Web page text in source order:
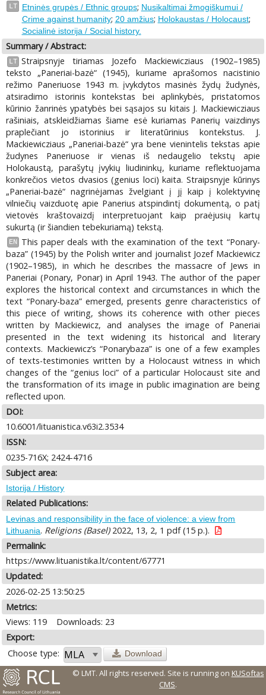
LT Etninės grupės / Ethnic groups; Nusikaltimai žmogiškumui /
Crime against humanity; 20 amžius; Holokaustas / Holocaust;
Socialinė istorija / Social history.
Summary / Abstract:
LT Straipsnyje tiriamas Jozefo Mackiewicziaus (1902–1985)
teksto „Paneriai-bazė“ (1945), kuriame aprašomos nacistinio
režimo Paneriuose 1943 m. įvykdytos masinės žydų žudynės,
atsiradimo istorinis kontekstas bei aplinkybės, pristatomos
kūrinio žanrinės ypatybės bei sąsajos su kitais J. Mackiewicziaus
rašiniais, atskleidžiamas šiame esė kuriamas Panerių vaizdinys
praplečiant jo istorinius ir literatūrinius kontekstus. J.
Mackiewicziaus „Paneriai-bazė“ yra bene vienintelis tekstas apie
žudynes Paneriuose ir vienas iš nedaugelio tekstų apie
Holokaustą, parašytų įvykių liudininkų, kuriame reflektuojama
konkrečios vietos dvasios (genius loci) kaita. Straipsnyje kūrinys
„Paneriai-bazė“ nagrinėjamas žvelgiant į jį kaip į kolektyvinę
vilniečių vaizduotę apie Panerius atspindintį dokumentą, o patį
vietovės kraštovaizdį interpretuojant kaip praėjusių kartų
sukurtą (ir šiandien tebekuriamą) tekstą.
EN
This paper deals with the examination of the text “Ponary-
baza” (1945) by the Polish writer and journalist Jozef Mackiewicz
(1902–1985), in which he describes the massacre of Jews in
Paneriai (Ponary, Ponar) in April 1943. The author of the paper
explores the historical context and circumstances in which the
text “Ponary-baza” emerged, presents genre characteristics of
this piece of writing, shows its coherence with other pieces
written by Mackiewicz, and analyses the image of Paneriai
presented in the text widening its historical and literary
contexts. Mackiewicz’s “Ponarybaza” is one of a few examples
of texts-testimonies written by a Holocaust witness in which
changes of the “genius loci” of a particular Holocaust site and
the transformation of its image in public imagination are being
reflected upon.
DOI:
10.6001/lituanistica.v63i2.3534
ISSN:
0235-716X; 2424-4716
Subject area:
Istorija / History
Related Publications:
Levinas and responsibility in the face of violence: a view from
Lithuania. Religions (Basel)2022, 13, 2, 1 pdf (15 p.).
Permalink:
https://www.lituanistika.lt/content/67771
Updated:
2026-02-25 13:50:25
Metrics:
Views: 119
Downloads: 23
Export:
Choose type:
Download
© LMT. All rights reserved. Site is running on KUSoftas
CMS.